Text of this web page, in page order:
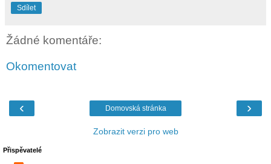
Sdílet
Žádné komentáře:
Okomentovat
‹ ›
Domovská stránka
Zobrazit verzi pro web
Přispěvatelé